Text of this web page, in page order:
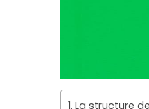
La structure